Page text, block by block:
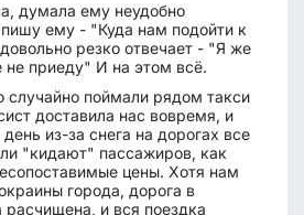
думала ему неудобно
ему - "Куда нам подойти к
резко отвечает - "Я же
не приеду" И на этом всё.
поймали рядом такси
доставила нас вовремя, и
из-за снега на дорогах все
"кидают" пассажиров, как
цены. Хотя нам
города, дорога в
и вся поездка